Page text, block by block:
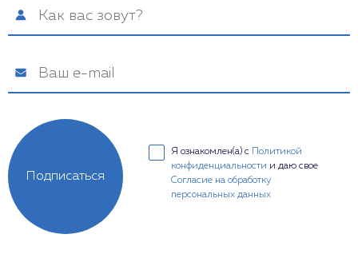
Я ознакомлен(а) с
Политикой
конфиденциальности и даю свое
Согласие на обработку
персональных данных
Подписаться